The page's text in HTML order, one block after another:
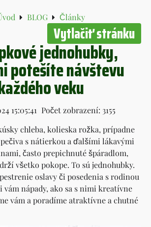
BLOG Články
Vytlačiť stránku
jednohubky,
potešíte návštevu
veku
15:05:41 Počet zobrazení: 3155
chleba, kolieska rožka, prípadne
s nátierkou a ďalšími lákavými
často prepichnuté špáradlom,
všetko pokope. To sú jednohubky.
oslavy či posedenia s rodinou
nápady, ako sa s nimi kreatívne
vám a poradíme atraktívne a chutné